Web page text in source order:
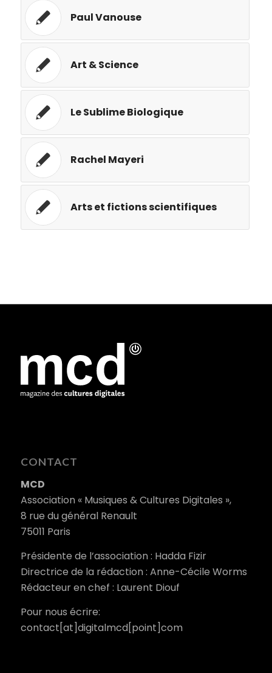
Paul Vanouse
Art & Science
Le Sublime Biologique
Rachel Mayeri
Arts et fictions scientifiques
CONTACT
MCD
Association « Musiques & Cultures Digitales »,
8 rue du général Renault
75011 Paris
Présidente de l’association : Hadda Fizir
Directrice de la rédaction : Anne-Cécile Worms
Rédacteur en chef : Laurent Diouf
Pour nous écrire:
contact[at]digitalmcd[point]com